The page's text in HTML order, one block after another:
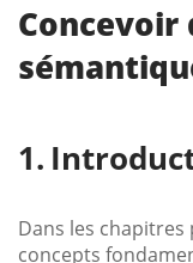
Concevoir
Dans les
concepts